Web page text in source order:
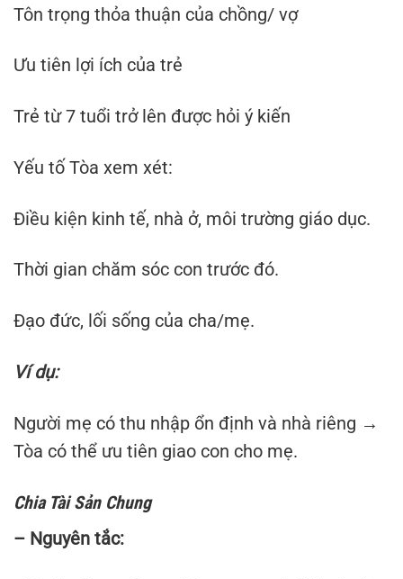
Tôn trọng thỏa thuận của chồng/ vợ
Ưu tiên lợi ích của trẻ
Trẻ từ 7 tuổi trở lên được hỏi ý kiến
Yếu tố Tòa xem xét:
Điều kiện kinh tế, nhà ở, môi trường giáo dục.
Thời gian chăm sóc con trước đó.
Đạo đức, lối sống của cha/mẹ.
Ví dụ:
Người mẹ có thu nhập ổn định và nhà riêng →
Tòa có thể ưu tiên giao con cho mẹ.
Chia Tài Sản Chung
– Nguyên tắc: